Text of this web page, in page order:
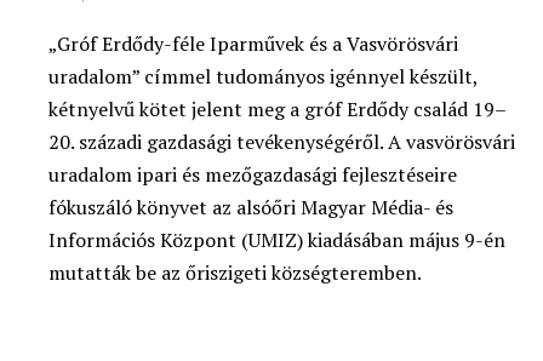
„Gróf Erdődy-féle Iparművek és a Vasvörösvári
uradalom” címmel tudományos igénnyel készült,
kétnyelvű kötet jelent meg a gróf Erdődy család 19–
20. századi gazdasági tevékenységéről. A vasvörösvári
uradalom ipari és mezőgazdasági fejlesztéseire
fókuszáló könyvet az alsóőri Magyar Média- és
Információs Központ (UMIZ) kiadásában május 9-én
mutatták be az őriszigeti községteremben.